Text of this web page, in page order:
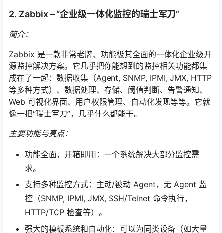
2. Zabbix – “企业级一体化监控的瑞士军刀”
简介：
Zabbix 是一款非常老牌、功能极其全面的一体化企业级开
源监控解决方案。它几乎把你能想到的监控相关功能都集
成在了一起：数据收集（Agent, SNMP, IPMI, JMX, HTTP
等多种方式）、数据处理、存储、阈值判断、告警通知、
Web 可视化界面、用户权限管理、自动化发现等等。它就
像一把“瑞士军刀”，几乎什么都能干。
主要功能与亮点：
功能全面，开箱即用：一个系统解决大部分监控需
求。
支持多种监控方式：主动/被动 Agent，无 Agent 监
控（SNMP, IPMI, JMX, SSH/Telnet 命令执行，
HTTP/TCP 检查等）。
强大的模板系统和自动化：可以为同类设备（如大量